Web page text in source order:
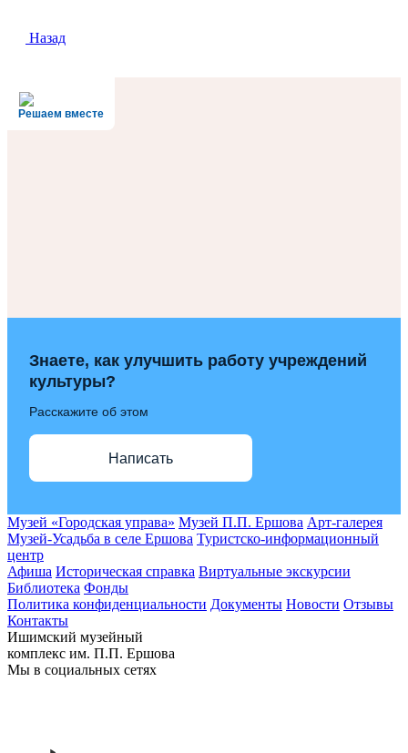
Назад
Решаем вместе
Знаете, как улучшить работу учреждений
культуры?
Расскажите об этом
Написать
Музей «Городская управа» Музей П.П. Ершова Арт-галерея
Музей-Усадьба в селе Ершова Туристско-информационный
центр
Афиша Историческая справка Виртуальные экскурсии
Библиотека Фонды
Политика конфиденциальности Документы Новости Отзывы
Контакты
Ишимский музейный
комплекс им. П.П. Ершова
Мы в социальных сетях